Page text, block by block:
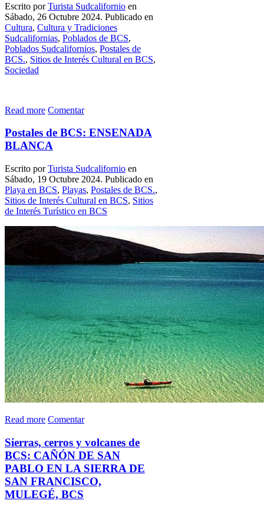
Escrito porTurista Sudcalifornio en
Sábado, 26 Octubre 2024. Publicado en
Cultura, Cultura y Tradiciones
Sudcalifornias, Poblados de BCS,
Poblados Sudcalifornios, Postales de
BCS., Sitios de Interés Cultural en BCS,
Sociedad
Read more Comentar
Postales de BCS: ENSENADA
BLANCA
Escrito porTurista Sudcalifornio en
Sábado, 19 Octubre 2024. Publicado en
Playa en BCS, Playas, Postales de BCS.,
Sitios de Interés Cultural en BCS, Sitios
de Interés Turístico en BCS
Read more Comentar
Sierras, cerros y volcanes de
BCS: CAÑÓN DE SAN
PABLO EN LA SIERRA DE
SAN FRANCISCO,
MULEGÉ, BCS